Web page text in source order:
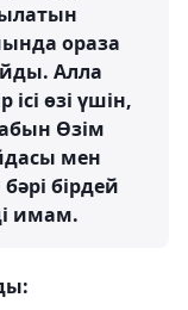
ораза
Алла
өзі үшін,
Өзім
мен
бірдей
имам.